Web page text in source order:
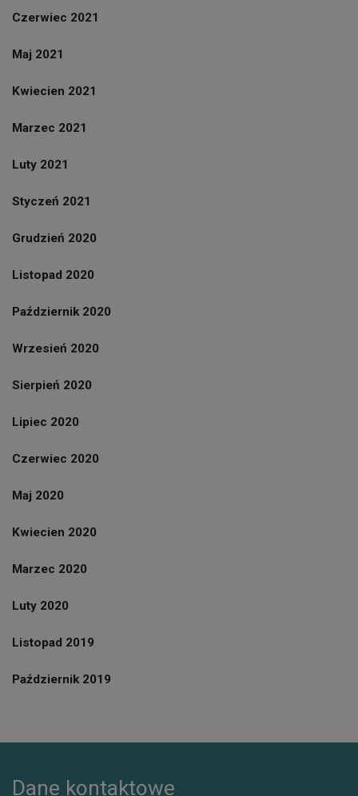
Czerwiec 2021
Maj 2021
Kwiecien 2021
Marzec 2021
Luty 2021
Styczeń 2021
Grudzień 2020
Listopad 2020
Październik 2020
Wrzesień 2020
Sierpień 2020
Lipiec 2020
Czerwiec 2020
Maj 2020
Kwiecien 2020
Marzec 2020
Luty 2020
Listopad 2019
Październik 2019
Dane kontaktowe